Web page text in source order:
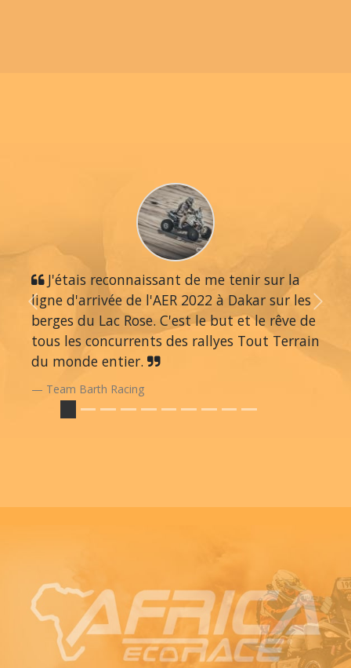
J'étais reconnaissant de me tenir sur la
ligne d'arrivée de l'AER 2022 à Dakar sur les
berges du Lac Rose. C'est le but et le rêve de
tous les concurrents des rallyes Tout Terrain
du monde entier.
Team Barth Racing
Previous Next